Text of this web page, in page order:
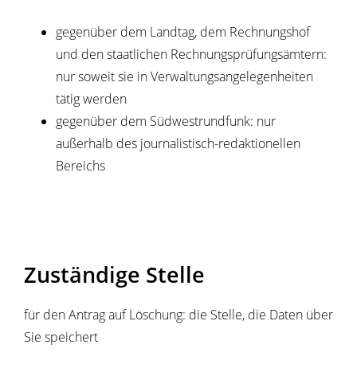
gegenüber dem Landtag, dem Rechnungshof
und den staatlichen Rechnungsprüfungsämtern:
nur soweit sie in Verwaltungsangelegenheiten
tätig werden
gegenüber dem Südwestrundfunk: nur
außerhalb des journalistisch-redaktionellen
Bereichs
Zuständige Stelle
für den Antrag auf Löschung: die Stelle, die Daten über
Sie speichert